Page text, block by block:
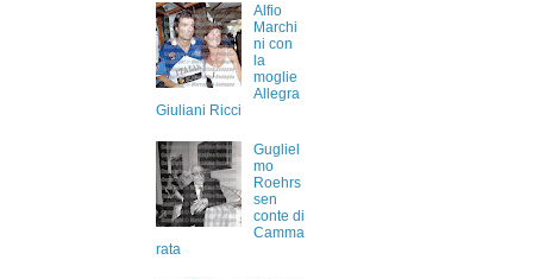
Alfio
Marchi
ni con
la
moglie
Allegra
Giuliani Ricci
Gugliel
mo
Roehrs
sen
conte di
Camma
rata